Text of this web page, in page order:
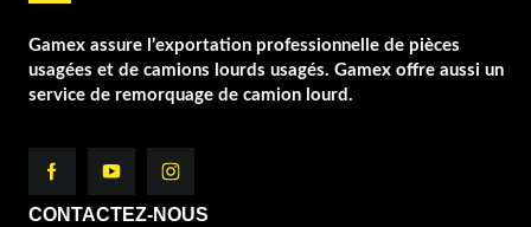
Gamex assure l’exportation professionnelle de pièces
usagées et de camions lourds usagés. Gamex offre aussi un
service de remorquage de camion lourd.
CONTACTEZ-NOUS